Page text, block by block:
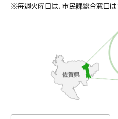
※毎週火曜日は、市民課総合窓口は